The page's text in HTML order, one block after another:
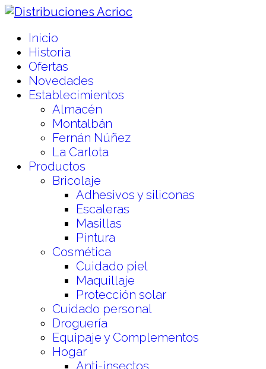
Inicio
Historia
Ofertas
Novedades
Establecimientos
Almacén
Montalbán
Fernán Núñez
La Carlota
Productos
Bricolaje
Adhesivos y siliconas
Escaleras
Masillas
Pintura
Cosmética
Cuidado piel
Maquillaje
Protección solar
Cuidado personal
Droguería
Equipaje y Complementos
Hogar
Anti-insectos